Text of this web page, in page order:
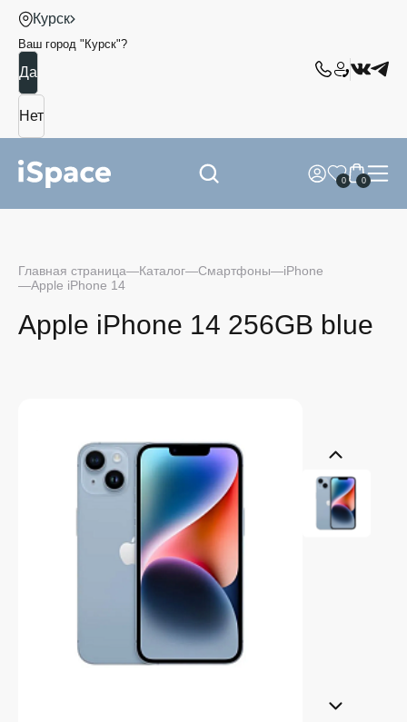
Курск
Ваш город " Курск"?
0 0
Главная страница Каталог Смартфоны
iPhone
Apple iPhone 14
Apple iPhone 14 256GB blue